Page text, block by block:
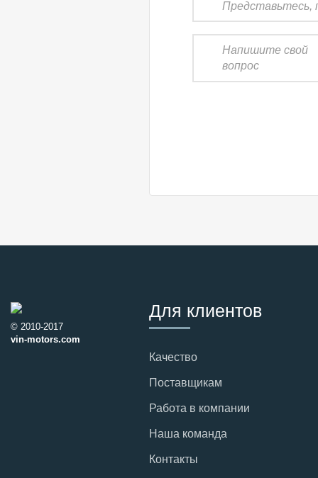
© 2010-2017
vin-motors.com
Для клиентов
Качество
Поставщикам
Работа в компании
Наша команда
Контакты